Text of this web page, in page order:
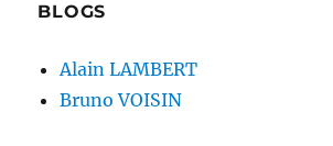
BLOGS
Alain LAMBERT
Bruno VOISIN